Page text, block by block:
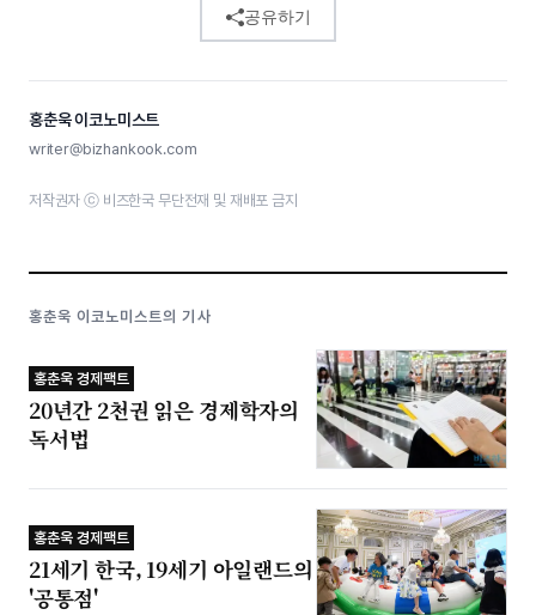
공유하기
홍춘욱 이코노미스트
writer@bizhankook.com
저작권자 ⓒ 비즈한국 무단전재 및 재배포 금지
홍춘욱 이코노미스트의 기사
홍춘욱 경제팩트
20년간 2천권 읽은 경제학자의
독서법
홍춘욱 경제팩트
21세기 한국, 19세기 아일랜드의
'공통점'